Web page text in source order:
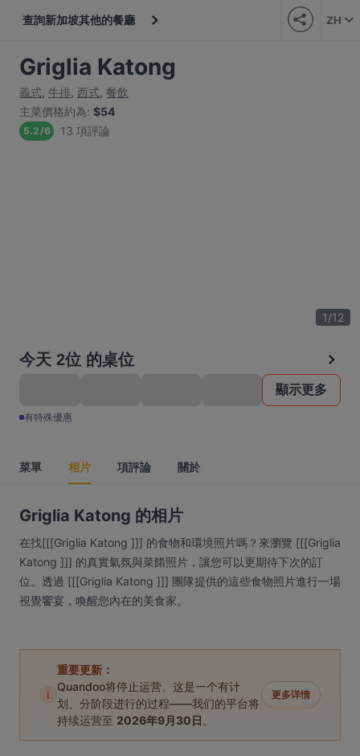
查詢新加坡其他的餐廳 ZH
Griglia Katong
義式, 牛排, 西式, 餐飲
主菜價格約為: $54
5.2/6 13 項評論
1/12
今天 2位 的桌位
顯示更多
有特殊優惠
菜單 相片 項評論 關於
Griglia Katong 的相片
在找[[[Griglia Katong ]]] 的食物和環境照片嗎？來瀏覽 [[[Griglia
Katong ]]] 的真實氣氛與菜餚照片，讓您可以更期待下次的訂
位。透過 [[[Griglia Katong ]]] 團隊提供的這些食物照片進行一場
視覺饗宴，喚醒您內在的美食家。
i
重要更新：
Quandoo将停止运营。这是一个有计
划、分阶段进行的过程——我们的平台将
持续运营至 2026年9月30日 。
更多详情